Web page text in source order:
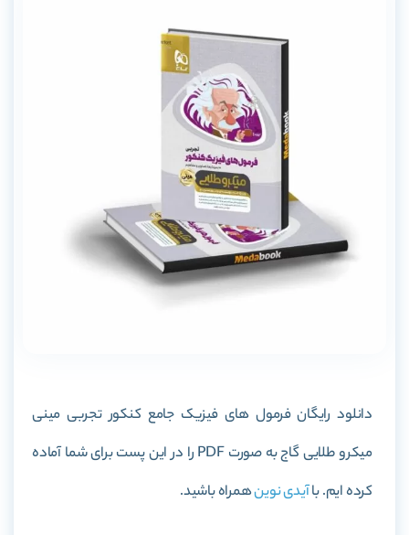
دانلود رایگان فرمول های فیزیک جامع کنکور تجربی مینی
میکرو طلایی گاج
به صورت PDF را در این پست برای شما آماده
کرده ایم. باآیدی نوینهمراه باشید.